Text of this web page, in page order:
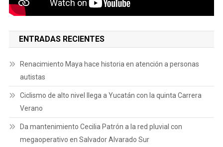
ENTRADAS RECIENTES
Renacimiento Maya hace historia en atención a personas
autistas
Ciclismo de alto nivel llega a Yucatán con la quinta Carrera
Verano
Da mantenimiento Cecilia Patrón a la red pluvial con
megaoperativo en Salvador Alvarado Sur